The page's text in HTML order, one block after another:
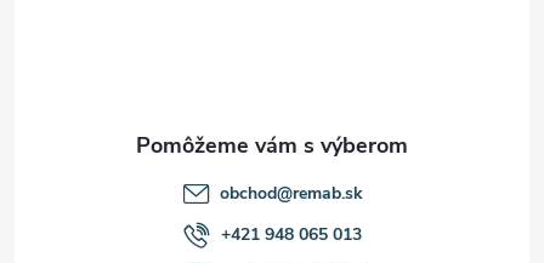
obchod@remab.sk
+421 948 065 013